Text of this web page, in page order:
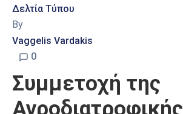
Δελτία Τύπου
By
Vaggelis Vardakis
0
Συμμετοχή της
Αγροδιατροφικής